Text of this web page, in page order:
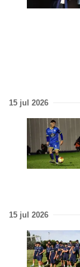
15 jul 2026
15 jul 2026